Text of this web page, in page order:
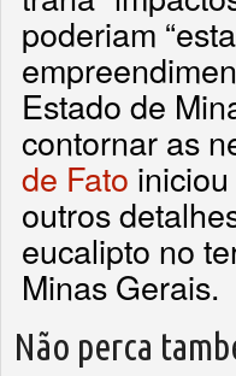
poderiam
Estado de
contornar as
de Fato
outros
eucalipto no
Minas Gerais.
Não perca